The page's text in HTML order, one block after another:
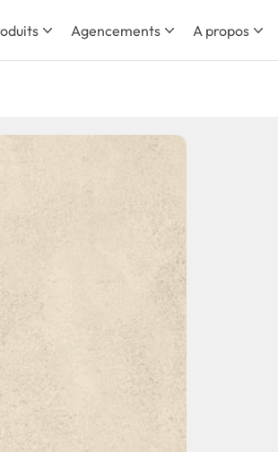
Agencements A propos